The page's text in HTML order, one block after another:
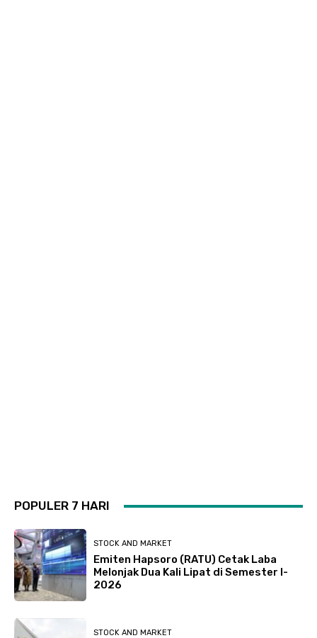
POPULER 7 HARI
STOCK AND MARKET
Emiten Hapsoro (RATU) Cetak Laba
Melonjak Dua Kali Lipat di Semester I-
2026
STOCK AND MARKET